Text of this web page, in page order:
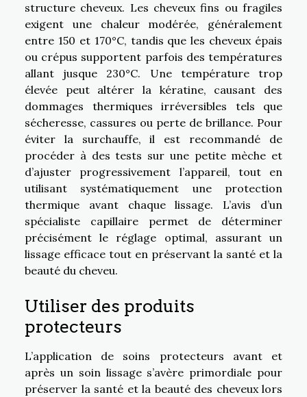
structure cheveux. Les cheveux fins ou fragiles
exigent une chaleur modérée, généralement
entre 150 et 170°C, tandis que les cheveux épais
ou crépus supportent parfois des températures
allant jusque 230°C. Une température trop
élevée peut altérer la kératine, causant des
dommages thermiques irréversibles tels que
sécheresse, cassures ou perte de brillance. Pour
éviter la surchauffe, il est recommandé de
procéder à des tests sur une petite mèche et
d’ajuster progressivement l’appareil, tout en
utilisant systématiquement une protection
thermique avant chaque lissage. L’avis d’un
spécialiste capillaire permet de déterminer
précisément le réglage optimal, assurant un
lissage efficace tout en préservant la santé et la
beauté du cheveu.
Utiliser des produits
protecteurs
L’application de soins protecteurs avant et
après un soin lissage s’avère primordiale pour
préserver la santé et la beauté des cheveux lors